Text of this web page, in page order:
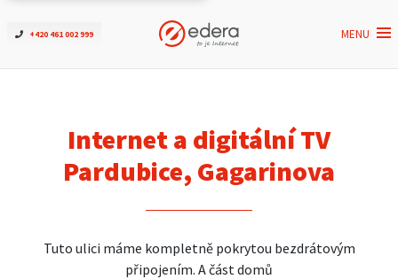
+420 461 002 999 MENU
Ověřit dostupnost
ČEZNET TV
Pro firmy
Internet a digitální TV
Pardubice, Gagarinova
Tuto ulici máme kompletně pokrytou bezdrátovým
připojením. A část domů